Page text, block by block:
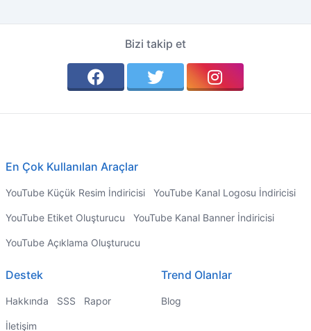
Bizi takip et
En Çok Kullanılan Araçlar
YouTube Küçük Resim İndiricisi YouTube Kanal Logosu İndiricisi
YouTube Etiket Oluşturucu YouTube Kanal Banner İndiricisi
YouTube Açıklama Oluşturucu
Destek
Hakkında SSS Rapor
İletişim
Trend Olanlar
Blog